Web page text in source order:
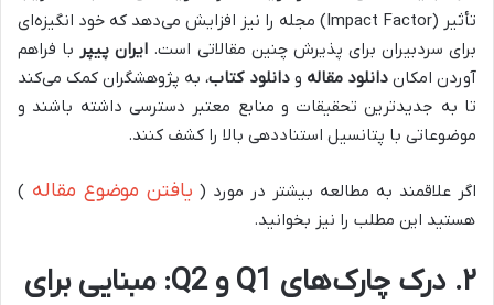
تأثیر (Impact Factor) مجله را نیز افزایش می‌دهد که خود انگیزه‌ای
برای سردبیران برای پذیرش چنین مقالاتی است. ایران پیپر با فراهم
آوردن امکاندانلود مقاله ودانلود کتاب، به پژوهشگران کمک می‌کند
تا به جدیدترین تحقیقات و منابع معتبر دسترسی داشته باشند و
موضوعاتی با پتانسیل استناددهی بالا را کشف کنند.
اگر علاقمند به مطالعه بیشتر در مورد ( یافتن موضوع مقاله )
هستید این مطلب را نیز بخوانید.
۲. درک چارک‌های Q1 و Q2: مبنایی برای